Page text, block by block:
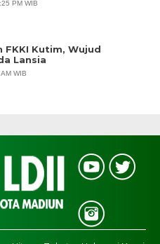
PM WIB
FKKI Kutim, Wujud
Lansia
WIB